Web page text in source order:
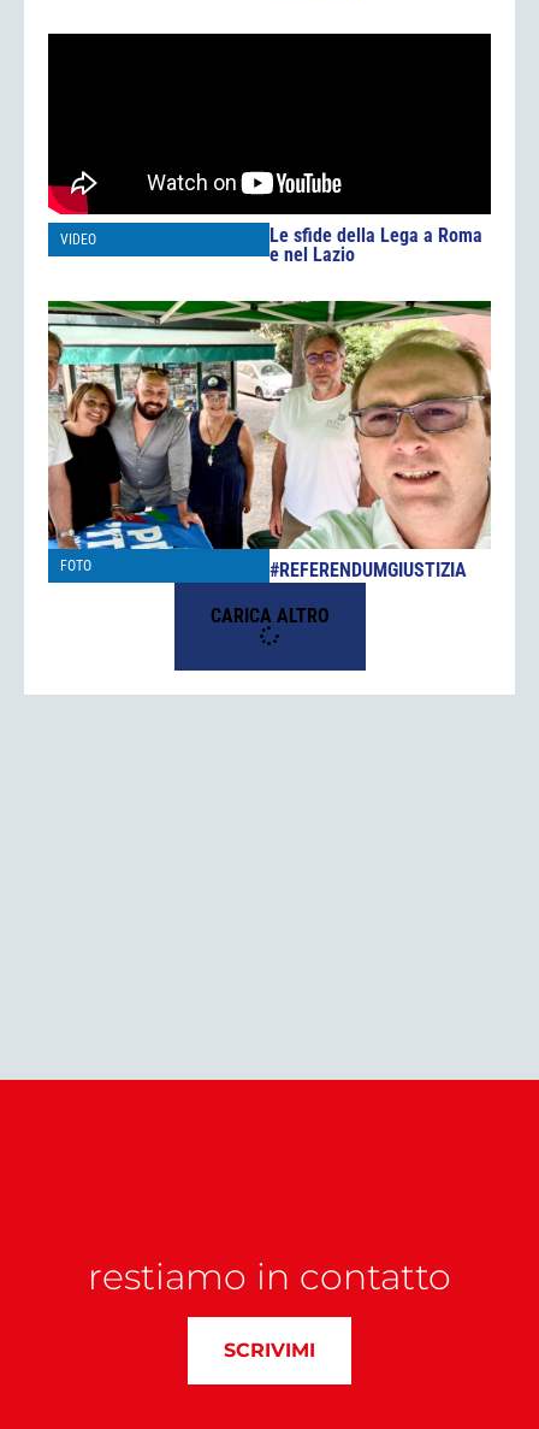
VIDEO
Le sfide della Lega a Roma
e nel Lazio
FOTO
#REFERENDUMGIUSTIZIA
CARICA ALTRO
restiamo in contatto
SCRIVIMI